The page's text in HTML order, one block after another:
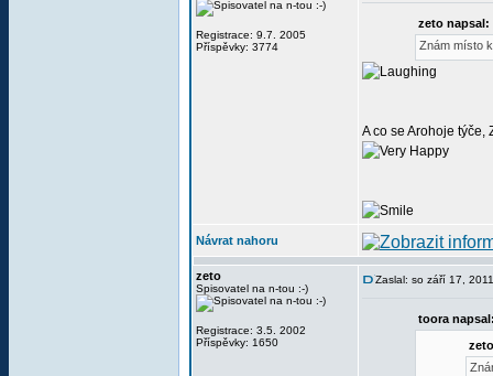
Registrace: 9.7. 2005
Příspěvky: 3774
zeto napsal:
Znám místo
A co se Arohoje
Návrat nahoru
zeto
Spisovatel na n-tou :-)
Registrace: 3.5. 2002
Příspěvky: 1650
Zaslal: so září 17,
toora